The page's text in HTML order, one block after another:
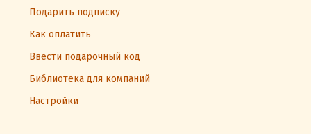
Подарить подписку
Как оплатить
Ввести подарочный код
Библиотека для компаний
Настройки